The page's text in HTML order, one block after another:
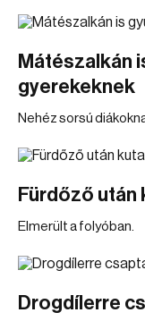
Mátészalkán
gyerekeknek
Nehéz sorsú
Fürdőző után
Elmerült a folyóban.
Drogdílerre